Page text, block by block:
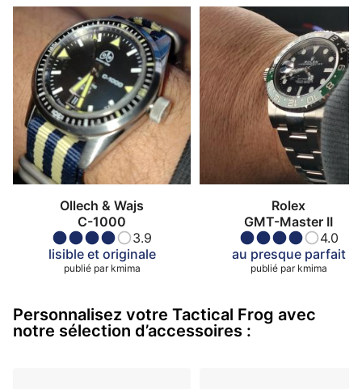
Ollech & Wajs
C-1000
3.9
lisible et originale
publié par kmima
Rolex
GMT-Master II
4.0
au presque parfait
publié par kmima
Personnalisez votre Tactical Frog avec
notre sélection d’accessoires :